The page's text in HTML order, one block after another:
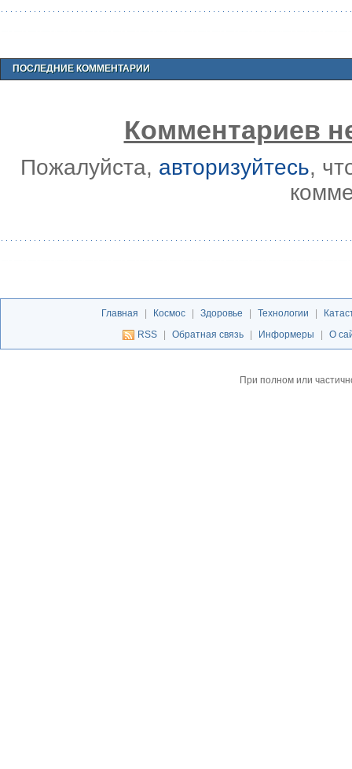
ПОСЛЕДНИЕ КОММЕНТАРИИ
Комментариев
Пожалуйста, авторизуйтесь,
Главная Космос Здоровье Технологии
RSS
Обратная связь Информеры О
При полном или